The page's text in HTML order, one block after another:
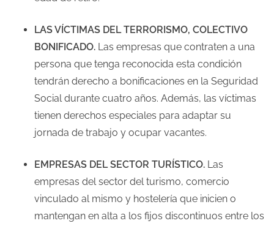
LAS VÍCTIMAS DEL TERRORISMO, COLECTIVO
BONIFICADO. Las empresas que contraten a una
persona que tenga reconocida esta condición
tendrán derecho a bonificaciones en la Seguridad
Social durante cuatro años. Además, las víctimas
tienen derechos especiales para adaptar su
jornada de trabajo y ocupar vacantes.
EMPRESAS DEL SECTOR TURÍSTICO. Las
empresas del sector del turismo, comercio
vinculado al mismo y hostelería que inicien o
mantengan en alta a los fijos discontinuos entre los